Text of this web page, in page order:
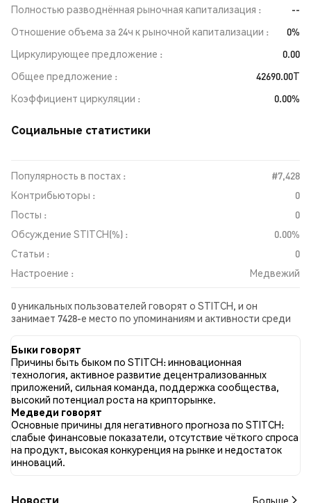
Полностью разводнённая рыночная капитализация
--
Отношение объема за 24ч к рыночной капитализации
0%
Циркулирующее предложение
0.00
Общее предложение
42690.00T
Коэффициент циркуляции
0.00%
Социальные статистики
Популярность в постах :
#7,428
Контрибьюторы :
0
Посты :
0
Обсуждение STITCH(%) :
0.00%
Статьи :
0
Настроение :
Медвежий
0 уникальных пользователей говорят о STITCH, и он
занимает 7428-е место по упоминаниям и активности среди
Медвежий. Всего было опубликовано 0 новостных статей о
STITCH. В Twitter NaN% твитов имели бычий настрой по
сравнению с NaN% твитов с медвежьим настроем по
STITCH. NaN% твитов были нейтральными по отношению к
STITCH. Эти данные основаны на 0 твитах.
Быки говорят
Причины быть быком по STITCH: инновационная
технология, активное развитие децентрализованных
приложений, сильная команда, поддержка сообщества,
высокий потенциал роста на крипторынке.
Медведи говорят
Основные причины для негативного прогноза по STITCH:
слабые финансовые показатели, отсутствие чёткого спроса
на продукт, высокая конкуренция на рынке и недостаток
инноваций.
Новости Больше